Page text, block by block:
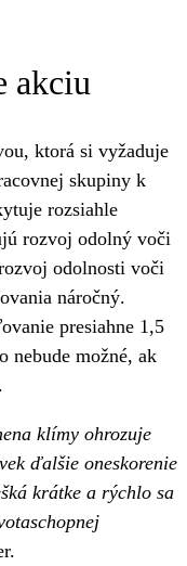
akciu
ktorá si vyžaduje
skupiny k
rozsiahle
rozvoj odolný voči
odolnosti voči
náročný.
presiahne 1,5
nebude možné, ak
klímy ohrozuje
ďalšie oneskorenie
krátke a rýchlo sa